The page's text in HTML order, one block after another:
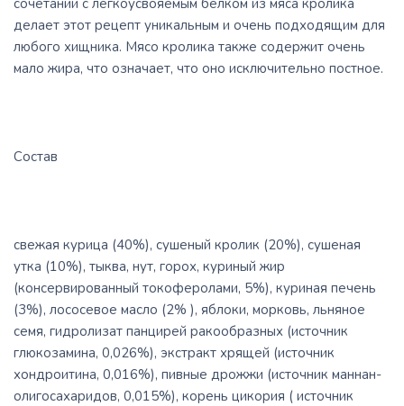
делает этот рецепт уникальным и очень подходящим для
любого хищника. Мясо кролика также содержит очень
мало жира, что означает, что оно исключительно постное.
Состав
свежая курица (40%), сушеный кролик (20%), сушеная
утка (10%), тыква, нут, горох, куриный жир
(консервированный токоферолами, 5%), куриная печень
(3%), лососевое масло (2% ), яблоки, морковь, льняное
семя, гидролизат панцирей ракообразных (источник
глюкозамина, 0,026%), экстракт хрящей (источник
хондроитина, 0,016%), пивные дрожжи (источник маннан-
олигосахаридов, 0,015%), корень цикория ( источник